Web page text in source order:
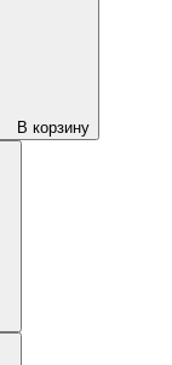
В корзину